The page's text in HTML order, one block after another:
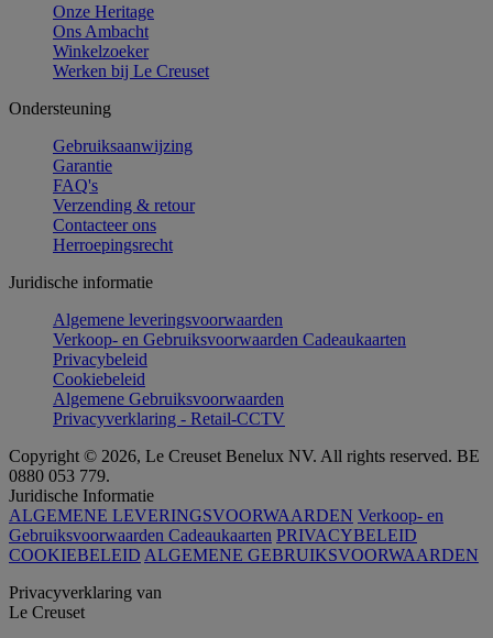
Onze Heritage
Ons Ambacht
Winkelzoeker
Werken bij Le Creuset
Ondersteuning
Gebruiksaanwijzing
Garantie
FAQ's
Verzending & retour
Contacteer ons
Herroepingsrecht
Juridische informatie
Algemene leveringsvoorwaarden
Verkoop- en Gebruiksvoorwaarden Cadeaukaarten
Privacybeleid
Cookiebeleid
Algemene Gebruiksvoorwaarden
Privacyverklaring - Retail-CCTV
Copyright © 2026, Le Creuset Benelux NV. All rights reserved. BE
0880 053 779.
Juridische Informatie
ALGEMENE LEVERINGSVOORWAARDEN Verkoop- en
Gebruiksvoorwaarden Cadeaukaarten PRIVACYBELEID
COOKIEBELEID ALGEMENE GEBRUIKSVOORWAARDEN
Privacyverklaring van
Le Creuset